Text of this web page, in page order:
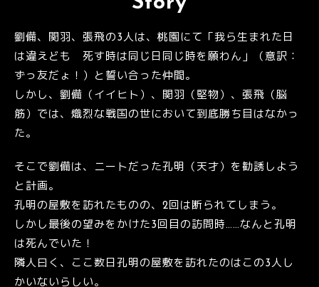
劉備、関羽、張飛の3人は、桃園にて「我ら生まれた日
は違えども 死す時は同じ日同じ時を願わん」（意訳：
ずっ友だょ！）と誓い合った仲間。
しかし、劉備（イイヒト）、関羽（堅物）、張飛（脳
筋）では、熾烈な戦国の世において到底勝ち目はなかっ
た。
そこで劉備は、ニートだった孔明（天才）を勧誘しよう
と計画。
孔明の屋敷を訪れたものの、2回は断られてしまう。
しかし最後の望みをかけた3回目の訪問時……なんと孔明
は死んでいた！
隣人曰く、ここ数日孔明の屋敷を訪れたのはこの3人し
かいないらしい。